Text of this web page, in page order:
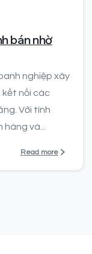
bán nhờ
nghiệp xây
kết nối các
Với tính
và...
Read more